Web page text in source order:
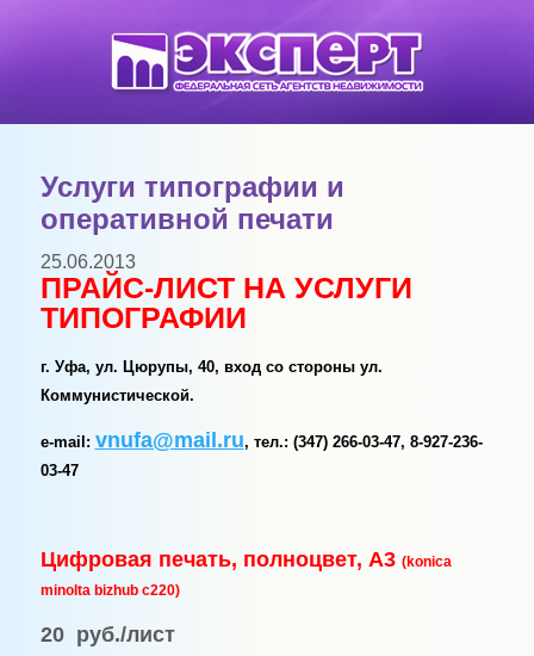
Услуги типографии и
оперативной печати
25.06.2013
ПРАЙС-ЛИСТ НА УСЛУГИ
ТИПОГРАФИИ
г. Уфа, ул. Цюрупы, 40, вход со стороны ул.
Коммунистической.
e-mail: vnufa@mail.ru, тел.: (347) 266-03-47, 8-927-236-
03-47
Цифровая печать, полноцвет, А3 (konica
minolta bizhub c220)
20 руб./лист